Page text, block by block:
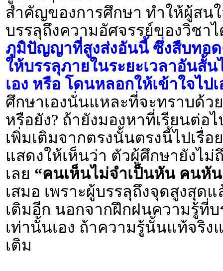
สำคัญของการศึกษา ทำให้ผู้สน
บรรลุถึงความอัศจรรย์ของวิชา
ภูมิปัญญาที่สูงส่งอันนี้ ซึ่งสืบทอด
ให้บรรลุภายในระยะเวลาอันสั้
เอง หรือ โดนหลอกให้เข้าใจไ
ศึกษาเองนั่นแหละที่จะทราบด้ว
หรือยัง? ถ้ายังมองหาที่เรียนต่อ
เพิ่มเติมจากตรงนั้นตรงนี้ไปเรื่
แสดงให้เห็นว่า ตัวผู้ศึกษายังไ
เลย “คนเห็นไม่จำเป็นหัน คนหัน
เสมอ เพราะผู้บรรลุถึงจุดสูงสุด
เติมอีก นอกจากฝึกฝนความรู้ที่
เท่านั้นเอง ถ้าความรู้นั้นแท้จริง
เติม